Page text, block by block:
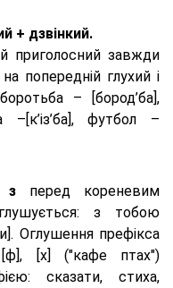
+ дзвінкий.
приголосний завжди
попередній глухий і
– [бород’ба],
футбол –
з перед кореневим
з тобою
Оглушення префікса
[х] ("кафе птах")
сказати, стиха,